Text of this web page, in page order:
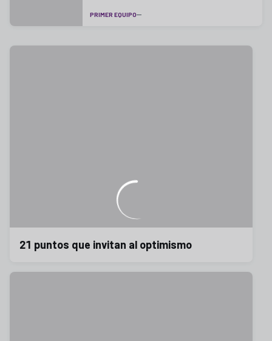
PRIMER EQUIPO
21 puntos que invitan al optimismo